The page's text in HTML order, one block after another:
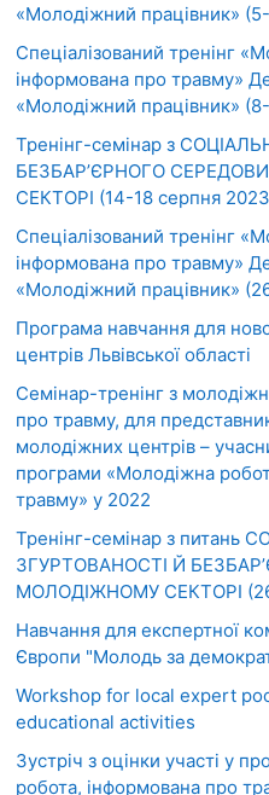
«Молодіжний працівник»
Спеціалізований тренінг
інформована про травму»
«Молодіжний працівник»
Тренінг-семінар з
БЕЗБАР’ЄРНОГО
СЕКТОРІ (14-18 серпня
Спеціалізований тренінг
інформована про травму»
«Молодіжний працівник»
Програма навчання для
центрів Львівської області
Семінар-тренінг з
про травму, для
молодіжних центрів –
програми «Молодіжна
травму» у 2022
Тренінг-семінар з питань
ЗГУРТОВАНОСТІ Й
МОЛОДІЖНОМУ СЕКТОРІ
Навчання для експертної
Європи "Молодь за
Workshop for local expert
educational activities
Зустріч з оцінки участі у
робота, інформована про